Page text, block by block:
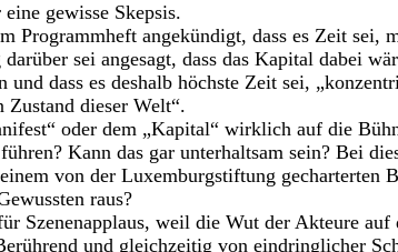
gewisse Skepsis.
Programmheft angekündigt, dass es Zeit sei,
sei angesagt, dass das Kapital dabei
dass es deshalb höchste Zeit sei,
Zustand dieser Welt“.
oder dem „Kapital“ wirklich auf die
Kann das gar unterhaltsam sein? Bei
von der Luxemburgstiftung gecharterten
raus?
Szenenapplaus, weil die Wut der Akteure auf
und gleichzeitig von eindringlicher